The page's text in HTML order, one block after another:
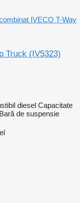
IVECO T-Way
Truck (IV5323)
diesel Capacitate
Bară de suspensie